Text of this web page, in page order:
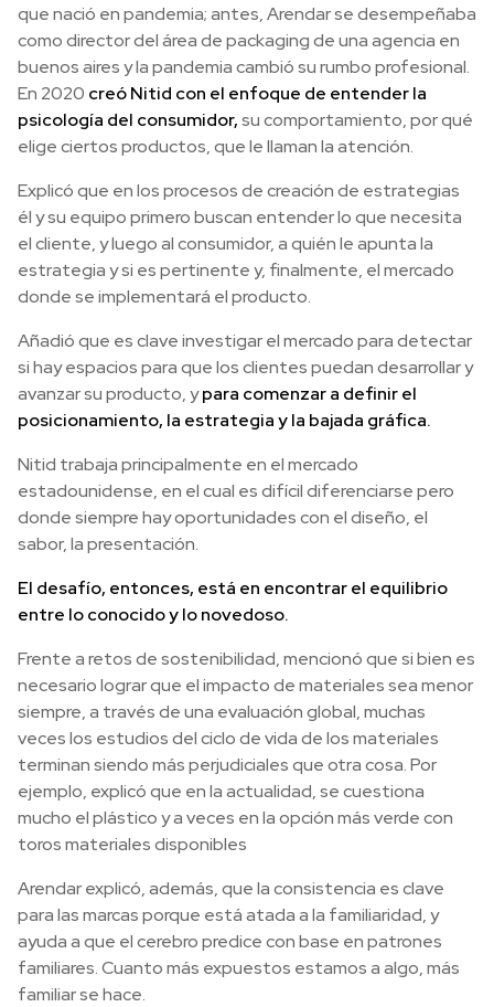
que nació en pandemia; antes, Arendar se desempeñaba
como director del área de packaging de una agencia en
buenos aires y la pandemia cambió su rumbo profesional.
En 2020 creó Nitid con el enfoque de entender la
psicología del consumidor,su comportamiento, por qué
elige ciertos productos, que le llaman la atención.
Explicó que en los procesos de creación de estrategias
él y su equipo primero buscan entender lo que necesita
el cliente, y luego al consumidor, a quién le apunta la
estrategia y si es pertinente y, finalmente, el mercado
donde se implementará el producto.
Añadió que es clave investigar el mercado para detectar
si hay espacios para que los clientes puedan desarrollar y
avanzar su producto, ypara comenzar a definir el
posicionamiento, la estrategia y la bajada gráfica.
Nitid trabaja principalmente en el mercado
estadounidense, en el cual es difícil diferenciarse pero
donde siempre hay oportunidades con el diseño, el
sabor, la presentación.
El desafío, entonces, está en encontrar el equilibrio
entre lo conocido y lo novedoso.
Frente a retos de sostenibilidad, mencionó que si bien es
necesario lograr que el impacto de materiales sea menor
siempre, a través de una evaluación global, muchas
veces los estudios del ciclo de vida de los materiales
terminan siendo más perjudiciales que otra cosa. Por
ejemplo, explicó que en la actualidad, se cuestiona
mucho el plástico y a veces en la opción más verde con
toros materiales disponibles
Arendar explicó, además, que la consistencia es clave
para las marcas porque está atada a la familiaridad, y
ayuda a que el cerebro predice con base en patrones
familiares. Cuanto más expuestos estamos a algo, más
familiar se hace.